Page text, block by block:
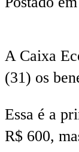
A Caixa
(31) os
Essa é a
R$ 600,